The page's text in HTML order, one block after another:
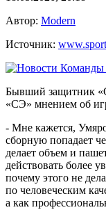
Автор: Modern
Источник:
Бывший защитник
«СЭ» мнением об
- Мне кажется,
сборную попадает
делает объем и
действовать более
почему этого не
по человеческим
а как